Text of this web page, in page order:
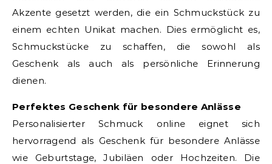
Akzente gesetzt werden, die ein Schmuckstück zu
einem echten Unikat machen. Dies ermöglicht es,
Schmuckstücke zu schaffen, die sowohl als
Geschenk als auch als persönliche Erinnerung
dienen.
Perfektes Geschenk für besondere Anlässe
Personalisierter Schmuck online eignet sich
hervorragend als Geschenk für besondere Anlässe
wie Geburtstage, Jubiläen oder Hochzeiten. Die